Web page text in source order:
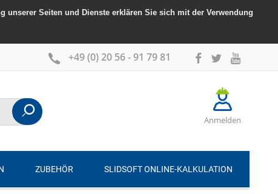
unserer Seiten und Dienste erklären Sie sich mit der Verwendung
+49 (0) 20 56 - 91 79 81
Anmelden
ZUBEHÖR SLIDSOFT ONLINE-KALKULATION